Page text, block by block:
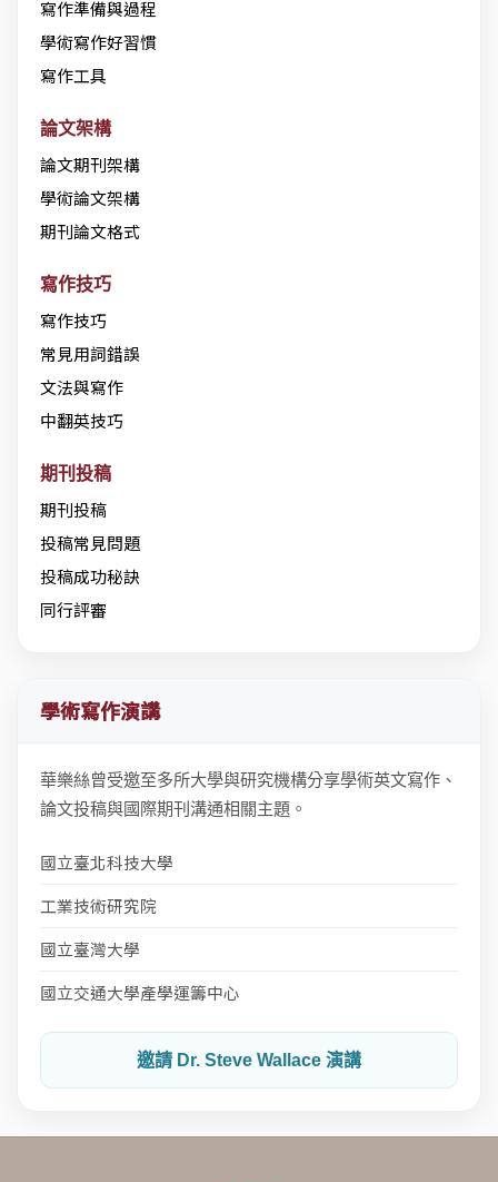
寫作準備與過程
學術寫作好習慣
寫作工具
論文架構
論文期刊架構
學術論文架構
期刊論文格式
寫作技巧
寫作技巧
常見用詞錯誤
文法與寫作
中翻英技巧
期刊投稿
期刊投稿
投稿常見問題
投稿成功秘訣
同行評審
學術寫作演講
華樂絲曾受邀至多所大學與研究機構分享學術英文寫作、
論文投稿與國際期刊溝通相關主題。
國立臺北科技大學
工業技術研究院
國立臺灣大學
國立交通大學產學運籌中心
邀請 Dr. Steve Wallace 演講